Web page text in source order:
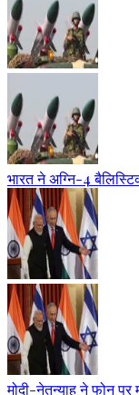
भारत ने अग्नि-4
मोदी-नेतन्याहू ने फोन पर